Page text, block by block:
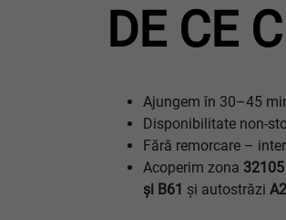
DE CE
Ajungem în 30–45
Disponibilitate non-
Fără remorcare –
Acoperim zona
şi B61 și autostrăzi A2